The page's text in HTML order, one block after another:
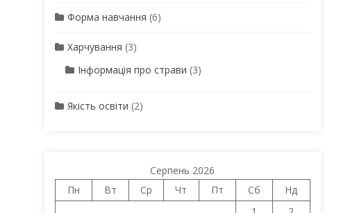
Форма навчання (6)
Харчування (3)
Інформація про страви (3)
Якість освіти (2)
Серпень 2026
Пн
Вт Ср Чт Пт Сб
Нд